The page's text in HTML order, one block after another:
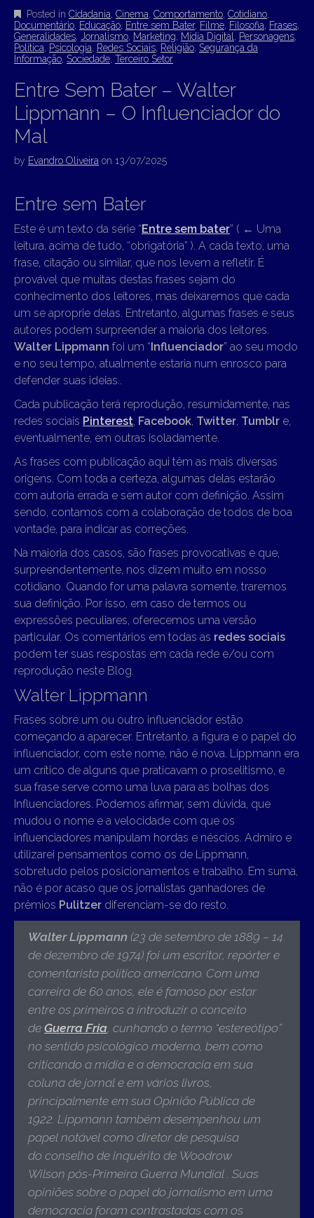
Posted in Cidadania Cinema Comportamento Cotidiano
Documentário Educação Entre sem Bater, Filme Filosofia Frases
Generalidades
Jornalismo Marketing Mídia Digital Personagens
Política
Psicologia Redes Sociais Religião Segurança da
Informação Sociedade Terceiro Setor
Entre Sem Bater – Walter
Lippmann – O Influenciador do
Mal
by Evandro Oliveira on 13/07/2025
Entre sem Bater
Este é um texto da série “Entre sem bater” ( ← Uma
leitura, acima de tudo, “obrigatória” ). A cada texto, uma
frase, citação ou similar, que nos levem a refletir. É
provável que muitas destas frases sejam do
conhecimento dos leitores, mas deixaremos que cada
um se aproprie delas. Entretanto, algumas frases e seus
autores podem surpreender a maioria dos leitores.
Walter Lippmann foi um “Influenciador” ao seu modo
e no seu tempo, atualmente estaria num enrosco para
defender suas ideias..
Cada publicação terá reprodução, resumidamente, nas
redes sociais Pinterest, Facebook, Twitter, Tumblr e,
eventualmente, em outras isoladamente.
As frases com publicação aqui têm as mais diversas
origens. Com toda a certeza, algumas delas estarão
com autoria errada e sem autor com definição. Assim
sendo, contamos com a colaboração de todos de boa
vontade, para indicar as correções.
Na maioria dos casos, são frases provocativas e que,
surpreendentemente, nos dizem muito em nosso
cotidiano. Quando for uma palavra somente, traremos
sua definição. Por isso, em caso de termos ou
expressões peculiares, oferecemos uma versão
particular. Os comentários em todas as redes sociais
podem ter suas respostas em cada rede e/ou com
reprodução neste Blog.
Walter Lippmann
Frases sobre um ou outro influenciador estão
começando a aparecer. Entretanto, a figura e o papel do
influenciador, com este nome, não é nova. Lippmann era
um crítico de alguns que praticavam o proselitismo, e
sua frase serve como uma luva para as bolhas dos
Influenciadores. Podemos afirmar, sem dúvida, que
mudou o nome e a velocidade com que os
influenciadores manipulam hordas e néscios. Admiro e
utilizarei pensamentos como os de Lippmann,
sobretudo pelos posicionamentos e trabalho. Em suma,
não é por acaso que os jornalistas ganhadores de
prêmios Pulitzer diferenciam-se do resto.
Walter Lippmann (23 de setembro de 1889 – 14
de dezembro de 1974) foi um escritor, repórter e
comentarista político americano. Com uma
carreira de 60 anos, ele é famoso por estar
entre os primeiros a introduzir o conceito
de Guerra Fria, cunhando o termo “estereótipo”
no sentido psicológico moderno, bem como
criticando a mídia e a democracia em sua
coluna de jornal e em vários livros,
principalmente em sua Opinião Pública de
1922. Lippmann também desempenhou um
papel notável como diretor de pesquisa
do conselho de inquérito de Woodrow
Wilson pós-Primeira Guerra Mundial . Suas
opiniões sobre o papel do jornalismo em uma
democracia foram contrastadas com os